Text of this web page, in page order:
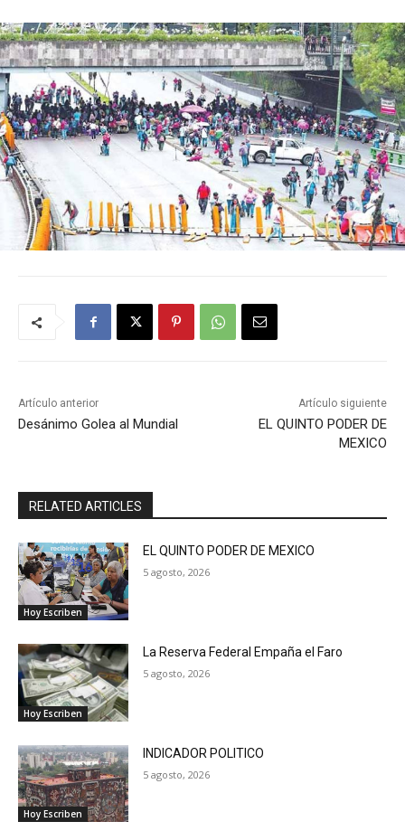
Artículo anterior
Desánimo Golea al Mundial
Artículo siguiente
EL QUINTO PODER DE
MEXICO
RELATED ARTICLES
Hoy Escriben
EL QUINTO PODER DE MEXICO
5 agosto, 2026
Hoy Escriben
La Reserva Federal Empaña el Faro
5 agosto, 2026
Hoy Escriben
INDICADOR POLITICO
5 agosto, 2026